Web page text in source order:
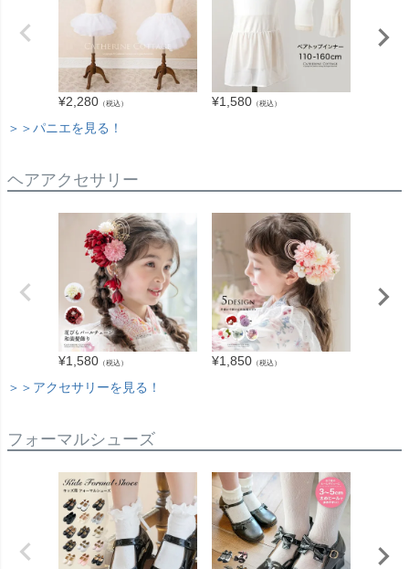
¥2,280 （税込） ¥1,580 （税込）
＞＞パニエを見る！
ヘアアクセサリー
¥1,580 （税込） ¥1,850 （税込）
＞＞アクセサリーを見る！
フォーマルシューズ